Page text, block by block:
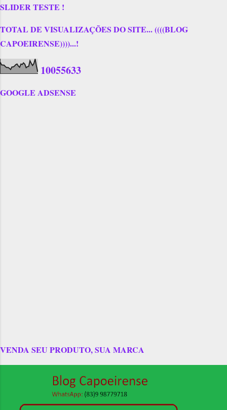
SLIDER TESTE !
TOTAL DE VISUALIZAÇÕES DO SITE... ((((BLOG
CAPOEIRENSE))))...!
10055633
GOOGLE ADSENSE
VENDA SEU PRODUTO, SUA MARCA